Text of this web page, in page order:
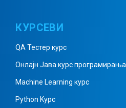
КУРСЕВИ
QA Тестер курс
Онлајн Јава курс програмирања
Machine Learning курс
Python Kурс